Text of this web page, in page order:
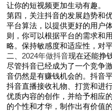
让你的短视频更加生动有趣。
第四，关注抖音的发展趋势和
平台算法，以提供更好的用户
则，你可以根据平台的需求和
略。保持敏感度和适应性，对
二、 2024年做抖音现在还能挣
尽管抖音已经成为了一个竞争
音仍然是有赚钱机会的。抖音
抖音直播接收礼物、打赏和进
优质内容的创作，并给予相应
的个性和才华，制作出有价值